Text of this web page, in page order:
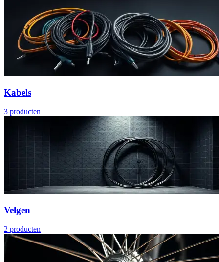
Kabels
3 producten
Velgen
2 producten